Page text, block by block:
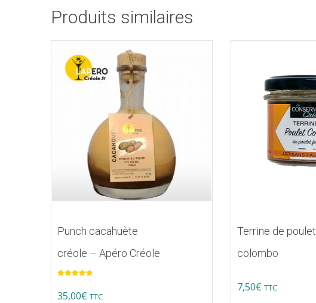
Produits similaires
Punch cacahuète
créole – Apéro Créole
35,00€ TTC
Terrine de poulet
colombo
7,50€ TTC